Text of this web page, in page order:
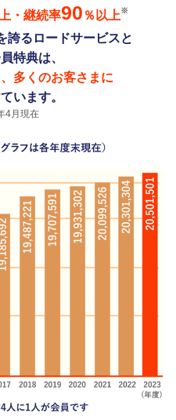
・継続率90 ％以上※
誇るロードサービスと
特典は、
多くのお客さまに
います。
4月現在